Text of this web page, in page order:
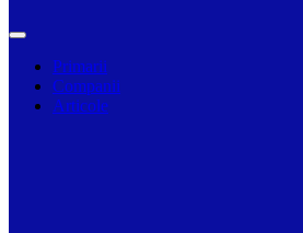
Primarii
Companii
Articole